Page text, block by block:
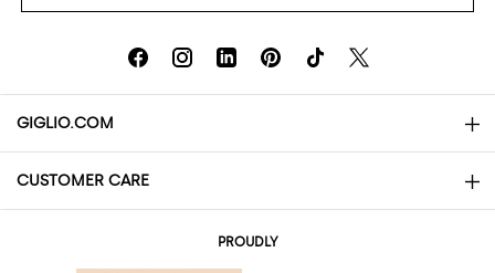
GIGLIO.COM
About
CUSTOMER CARE
PROUDLY